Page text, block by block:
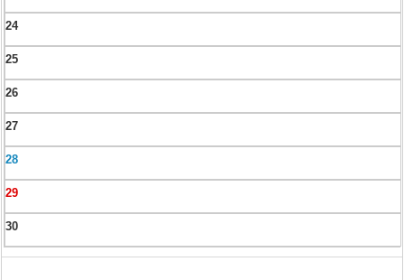
24
25
26
27
28
29
30